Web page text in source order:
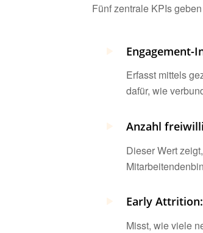
Fünf zentrale KPIs
Engagement-
Erfasst mittels
dafür, wie
Anzahl
Dieser Wert
Early Attrition:
Misst, wie viele